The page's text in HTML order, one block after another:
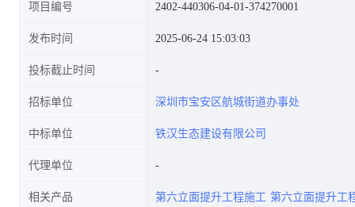
项目编号 2402-440306-04-01-374270001
发布时间 2025-06-24 15:03:03
投标截止时间
招标单位 深圳市宝安区航城街道办事处
中标单位 铁汉生态建设有限公司
代理单位
相关产品 第六立面提升工程施工 第六立面提升工